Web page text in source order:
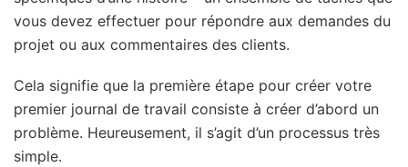
vous devez effectuer pour répondre aux demandes du
projet ou aux commentaires des clients.
Cela signifie que la première étape pour créer votre
premier journal de travail consiste à créer d’abord un
problème. Heureusement, il s’agit d’un processus très
simple.